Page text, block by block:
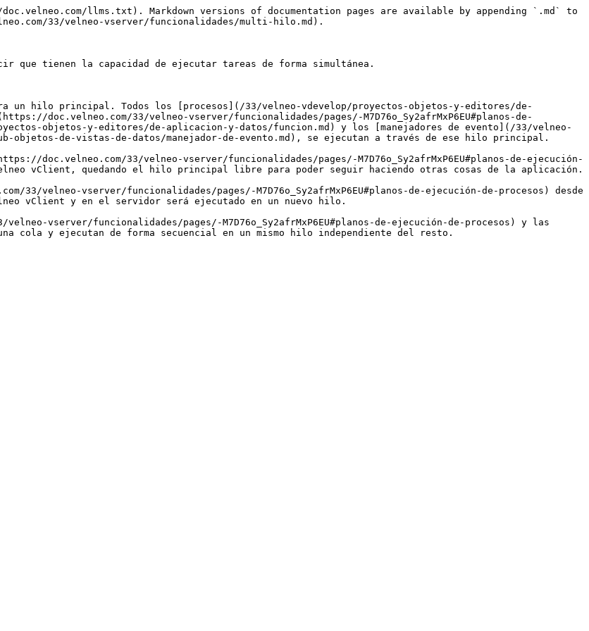
llms.txt). Markdown versions of documentation pages are available by appending `.md` to
33/velneo-vserver/funcionalidades/multi-hilo.md).
que tienen la capacidad de ejecutar tareas de forma simultánea.
un hilo principal. Todos los [procesos](/33/velneo-vdevelop/proyectos-objetos-y-editores/de-
doc.velneo.com/33/velneo-vserver/funcionalidades/pages/-M7D76o_Sy2afrMxP6EU#planos-de-
objetos-y-editores/de-aplicacion-y-datos/funcion.md) y los [manejadores de evento](/33/velneo-
objetos-de-vistas-de-datos/manejador-de-evento.md), se ejecutan a través de ese hilo principal.
doc.velneo.com/33/velneo-vserver/funcionalidades/pages/-M7D76o_Sy2afrMxP6EU#planos-de-ejecución-
vClient, quedando el hilo principal libre para poder seguir haciendo otras cosas de la aplicación.
velneo-vserver/funcionalidades/pages/-M7D76o_Sy2afrMxP6EU#planos-de-ejecución-de-procesos) desde
vClient y en el servidor será ejecutado en un nuevo hilo.
vserver/funcionalidades/pages/-M7D76o_Sy2afrMxP6EU#planos-de-ejecución-de-procesos) y las